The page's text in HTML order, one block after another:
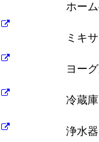
ホー
ミキ
ヨー
冷蔵
浄水器